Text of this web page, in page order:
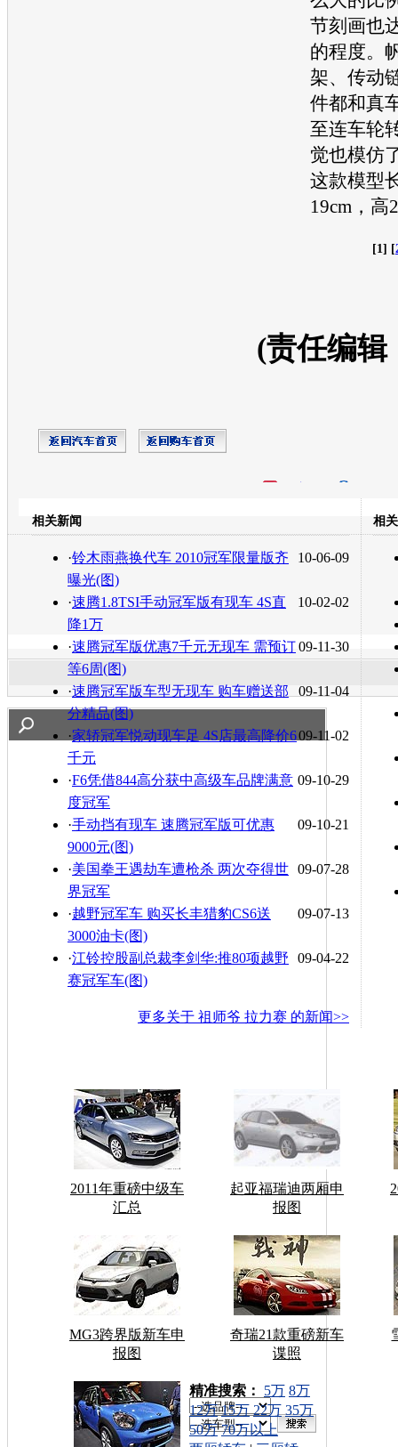
节刻画也
的程度。
架、传动
件都和真
至连车轮
觉也模仿
这款模型
19cm，高
[1] [
(责任编辑
转发至：
相关新闻
10-06-09
·铃木雨燕换代车 2010冠军限量版齐
曝光(图)
10-02-02
·速腾1.8TSI手动冠军版有现车 4S直
降1万
09-11-30
·速腾冠军版优惠7千元无现车 需预订
等6周(图)
09-11-04
·速腾冠军版车型无现车 购车赠送部
分精品(图)
09-11-02
·家轿冠军悦动现车足 4S店最高降价6
千元
09-10-29
·F6凭借844高分获中高级车品牌满意
度冠军
09-10-21
·手动挡有现车 速腾冠军版可优惠
9000元(图)
09-07-28
·美国拳王遇劫车遭枪杀 两次夺得世
界冠军
09-07-13
·越野冠军车 购买长丰猎豹CS6送
3000油卡(图)
09-04-22
·江铃控股副总裁李剑华:推80项越野
赛冠军车(图)
更多关于 祖师爷 拉力赛 的新闻>>
相
2011年重磅中级车
汇总
起亚福瑞迪两厢申
报图
MG3跨界版新车申
报图
奇瑞21款重磅新车
谍照
车型搜索：
精准搜索： 5万 8万
12万 15万 22万 35万
50万 70万以上